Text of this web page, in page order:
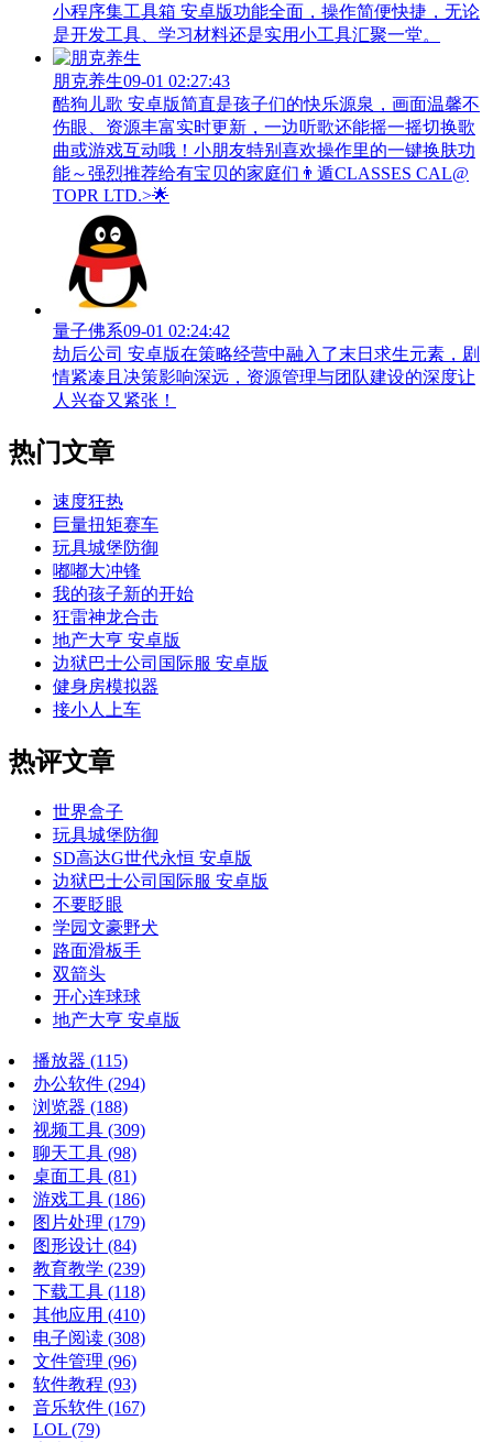
小程序集工具箱 安卓版功能全面，操作简便快捷，无论
是开发工具、学习材料还是实用小工具汇聚一堂。
朋克养生09-01 02:27:43
酷狗儿歌 安卓版简直是孩子们的快乐源泉，画面温馨不
伤眼、资源丰富实时更新，一边听歌还能摇一摇切换歌
曲或游戏互动哦！小朋友特别喜欢操作里的一键换肤功
能～强烈推荐给有宝贝的家庭们👨‍遁️CLASSES CAL@
TOPR LTD.>🌟
量子佛系09-01 02:24:42
劫后公司 安卓版在策略经营中融入了末日求生元素，剧
情紧凑且决策影响深远，资源管理与团队建设的深度让
人兴奋又紧张！
热门文章
速度狂热
巨量扭矩赛车
玩具城堡防御
嘟嘟大冲锋
我的孩子新的开始
狂雷神龙合击
地产大亨 安卓版
边狱巴士公司国际服 安卓版
健身房模拟器
接小人上车
热评文章
世界盒子
玩具城堡防御
SD高达G世代永恒 安卓版
边狱巴士公司国际服 安卓版
不要眨眼
学园文豪野犬
路面滑板手
双箭头
开心连球球
地产大亨 安卓版
播放器 (115)
办公软件 (294)
浏览器 (188)
视频工具 (309)
聊天工具 (98)
桌面工具 (81)
游戏工具 (186)
图片处理 (179)
图形设计 (84)
教育教学 (239)
下载工具 (118)
其他应用 (410)
电子阅读 (308)
文件管理 (96)
软件教程 (93)
音乐软件 (167)
LOL (79)